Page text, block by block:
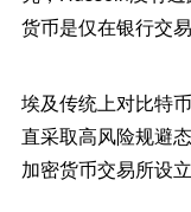
货币是仅在银行交
埃及传统上对比特
直采取高风险规避
加密货币交易所设立